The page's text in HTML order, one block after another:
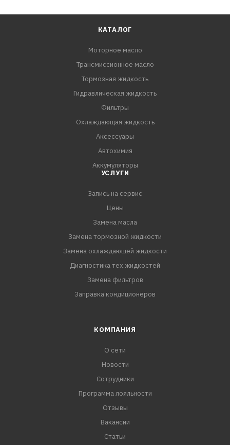
КАТАЛОГ
Моторное масло
Трансмиссионное масло
Тормозная жидкость
Гидравлическая жидкость
Фильтры
Охлаждающая жидкость
Аксессуары
Автохимия
Аккумуляторы
УСЛУГИ
Запись на сервис
Цены
Замена масла
Замена тормозной жидкости
Замена охлаждающей жидкости
Диагностика тех.жидкостей
Замена фильтров
Заправка кондиционеров
КОМПАНИЯ
О сети
Новости
Сотрудники
Программа лояльности
Отзывы
Вакансии
Статьи